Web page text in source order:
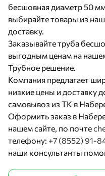
бесшовная диаметр 50
выбирайте товары из
доставку.
Заказывайте труба
выгодным ценам на
Трубное решение.
Компания предлагает
низкие цены и доставку
самовывоз из ТК в
Оформить заказ в
нашем сайте, по почте
телефону: +7 (8552) 91-
наши консультанты